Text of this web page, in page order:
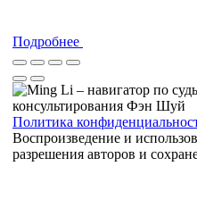
Подробнее
консультирования Фэн Шуй
Политика
Воспроизведение и
разрешения авторов и